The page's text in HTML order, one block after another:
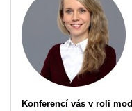
Konferencí vás v roli